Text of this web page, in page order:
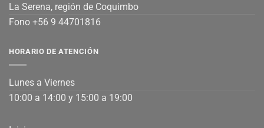
La Serena, región de Coquimbo
Fono +56 9 44701816
HORARIO DE ATENCIÓN
Lunes a Viernes
10:00 a 14:00 y 15:00 a 19:00